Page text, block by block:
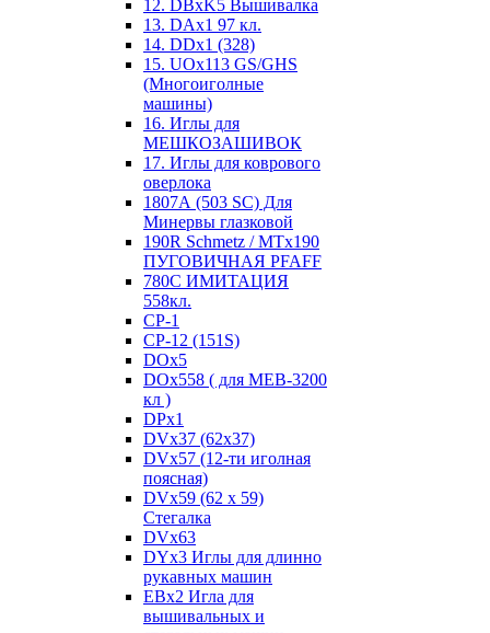
12. DBxK5 Вышивалка
13. DAx1 97 кл.
14. DDx1 (328)
15. UOx113 GS/GHS
(Многоиголные
машины)
16. Иглы для
МЕШКОЗАШИВОК
17. Иглы для коврового
оверлока
1807А (503 SC) Для
Минервы глазковой
190R Schmetz / MTx190
ПУГОВИЧНАЯ PFAFF
780С ИМИТАЦИЯ
558кл.
CP-1
CP-12 (151S)
DOx5
DOx558 ( для MEB-3200
кл )
DPx1
DVx37 (62x37)
DVx57 (12-ти иголная
поясная)
DVx59 (62 x 59)
Стегалка
DVx63
DYx3 Иглы для длинно
рукавных машин
EBx2 Игла для
вышивальных и